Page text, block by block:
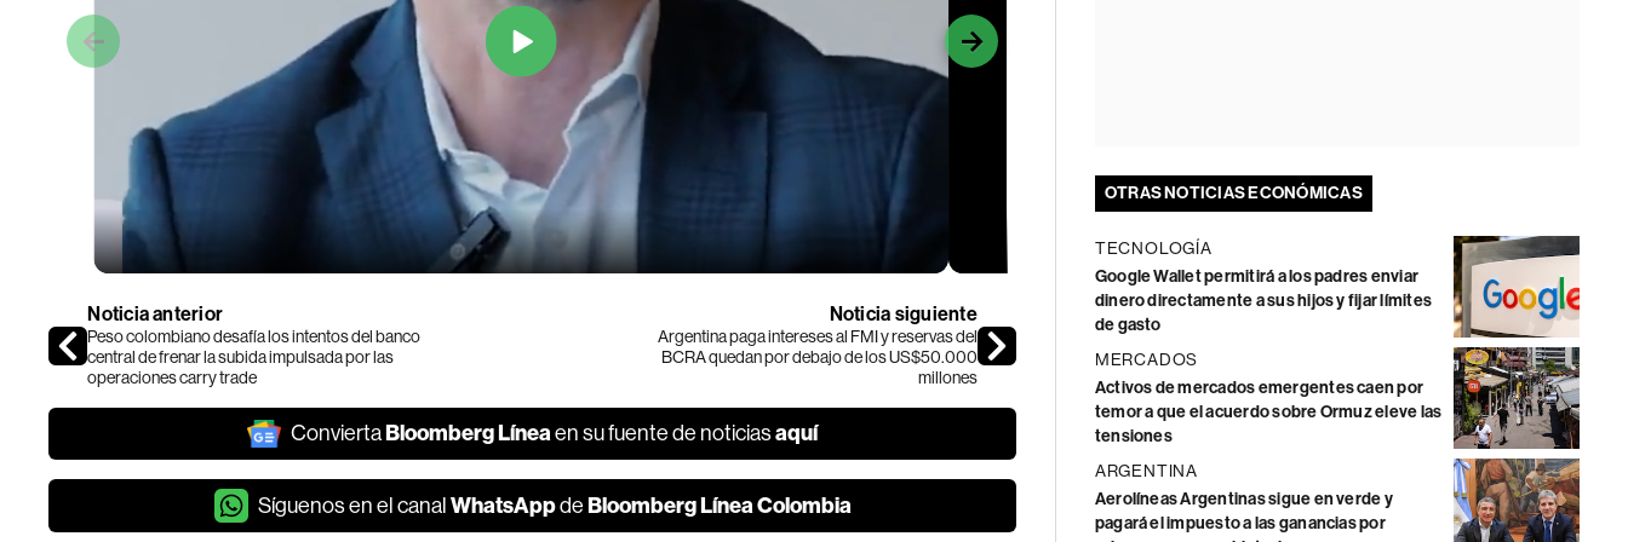
Noticia anterior
Peso colombiano desafía los intentos del banco
central de frenar la subida impulsada por las
operaciones carry trade
Noticia siguiente
Argentina paga intereses al FMI y reservas del
BCRA quedan por debajo de los US$50.000
millones
ConviertaBloomberg Líneaen su fuente de noticiasaquí
Síguenos en el canal WhatsAppde Bloomberg Línea Colombia
OTRAS NOTICIAS ECONÓMICAS
TECNOLOGÍA
Google Wallet permitirá a los padres enviar
dinero directamente a sus hijos y fijar límites
de gasto
MERCADOS
Activos de mercados emergentes caen por
temor a que el acuerdo sobre Ormuz eleve las
tensiones
ARGENTINA
Aerolíneas Argentinas sigue en verde y
pagará el impuesto a las ganancias por